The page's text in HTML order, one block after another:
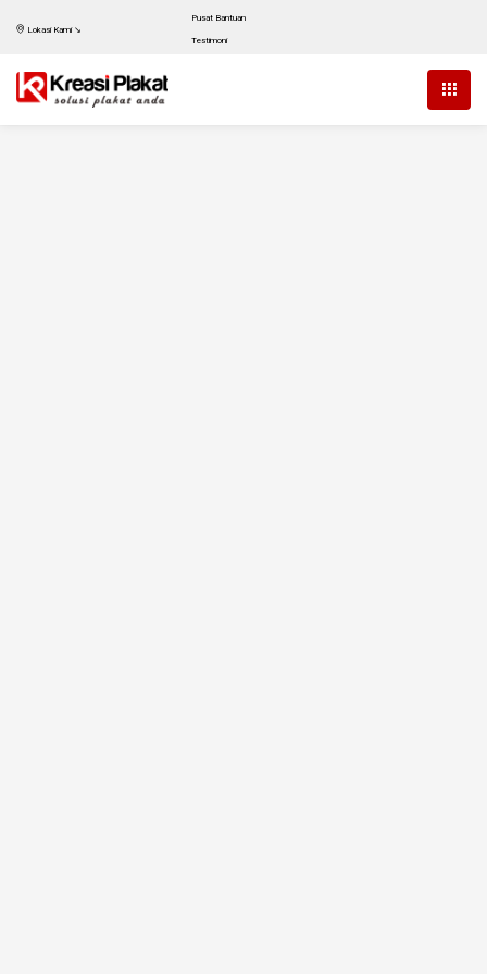
Lokasi Kami ↘
Pusat Bantuan
Testimoni